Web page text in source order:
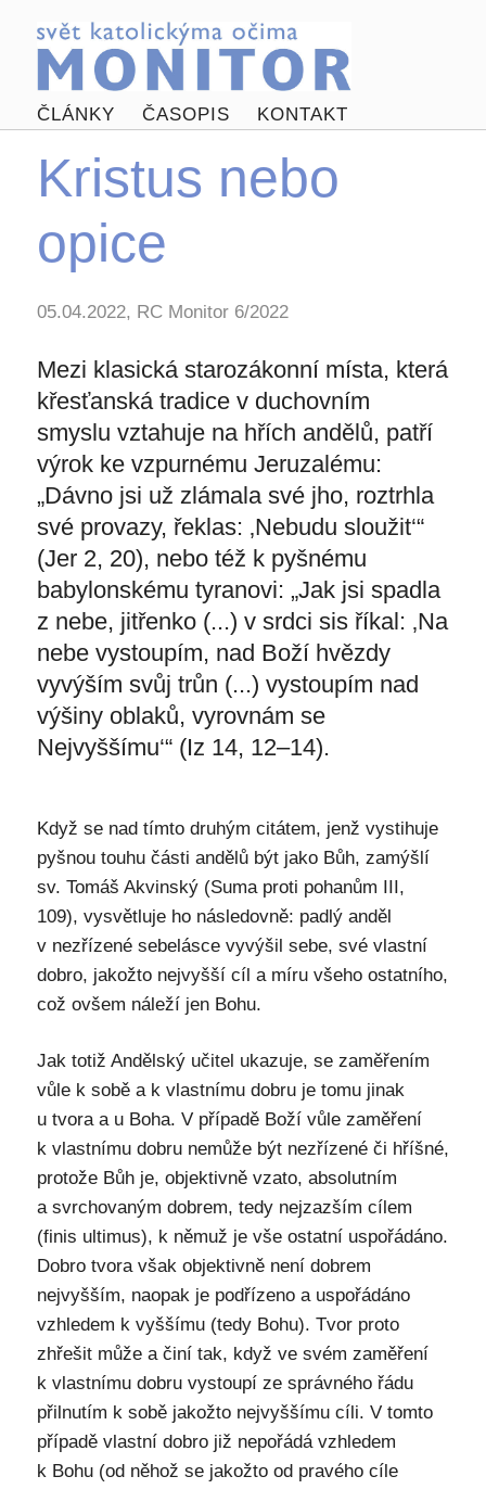
ČLÁNKY ČASOPIS KONTAKT
Kristus nebo
opice
05.04.2022, RC Monitor 6/2022
Mezi klasická starozákonní místa, která
křesťanská tradice v duchovním
smyslu vztahuje na hřích andělů, patří
výrok ke vzpurnému Jeruzalému:
„Dávno jsi už zlámala své jho, roztrhla
své provazy, řeklas: ‚Nebudu sloužit‘“
(Jer 2, 20), nebo též k pyšnému
babylonskému tyranovi: „Jak jsi spadla
z nebe, jitřenko (...) v srdci sis říkal: ‚Na
nebe vystoupím, nad Boží hvězdy
vyvýším svůj trůn (...) vystoupím nad
výšiny oblaků, vyrovnám se
Nejvyššímu‘“ (Iz 14, 12–14).
Když se nad tímto druhým citátem, jenž vystihuje
pyšnou touhu části andělů být jako Bůh, zamýšlí
sv. Tomáš Akvinský (Suma proti pohanům III,
109), vysvětluje ho následovně: padlý anděl
v nezřízené sebelásce vyvýšil sebe, své vlastní
dobro, jakožto nejvyšší cíl a míru všeho ostatního,
což ovšem náleží jen Bohu.
Jak totiž Andělský učitel ukazuje, se zaměřením
vůle k sobě a k vlastnímu dobru je tomu jinak
u tvora a u Boha. V případě Boží vůle zaměření
k vlastnímu dobru nemůže být nezřízené či hříšné,
protože Bůh je, objektivně vzato, absolutním
a svrchovaným dobrem, tedy nejzazším cílem
(finis ultimus), k němuž je vše ostatní uspořádáno.
Dobro tvora však objektivně není dobrem
nejvyšším, naopak je podřízeno a uspořádáno
vzhledem k vyššímu (tedy Bohu). Tvor proto
zhřešit může a činí tak, když ve svém zaměření
k vlastnímu dobru vystoupí ze správného řádu
přilnutím k sobě jakožto nejvyššímu cíli. V tomto
případě vlastní dobro již nepořádá vzhledem
k Bohu (od něhož se jakožto od pravého cíle